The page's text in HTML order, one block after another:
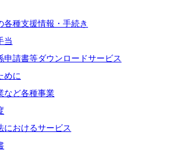
各種支援情報・手続き
当
申請書等ダウンロードサービス
めに
など各種事業
におけるサービス